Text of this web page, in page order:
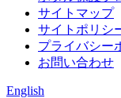
サイトマップ
サイトポリシ
プライバシー
お問い合わせ
English